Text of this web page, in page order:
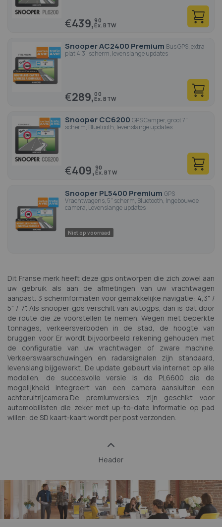
€439,90
Snooper AC2400 Premium Bus GPS, extra
plat 4,3" scherm, levenslange updates
€289,00
Snooper CC6200 GPS Camper, groot 7"
scherm, Bluetooth, levenslange updates
€409,90
Snooper PL5400 Premium GPS
Vrachtwagens, 5" scherm, Bluetooth, Ingebouwde
camera, Levenslange updates
Niet op voorraad
Dit Franse merk heeft deze gps ontworpen die zich zowel aan
uw gebruik als aan de afmetingen van uw vrachtwagen
aanpast. 3 schermformaten voor gemakkelijke navigatie: 4,3" /
5" / 7". Als snooper gps verschilt van autogps, dan is dat door
de route die ze voorstellen te nemen. Wegen met beperkte
tonnages, verkeersverboden in de stad, de hoogte van
bruggen voor Er wordt bijvoorbeeld rekening gehouden met
de configuratie van uw vrachtwagen of zware machine.
Verkeerswaarschuwingen en radarsignalen zijn standaard,
levenslang bijgewerkt. De update gebeurt via internet op alle
modellen, de succesvolle versie is de PL6600 die de
mogelijkheid integreert van een camera aansluiten een
achteruitrijcamera.De premiumversies zijn geschikt voor
automobilisten die zeker met up-to-date informatie op pad
willen: de SD kaart-kaart wordt per post verzonden.
Header